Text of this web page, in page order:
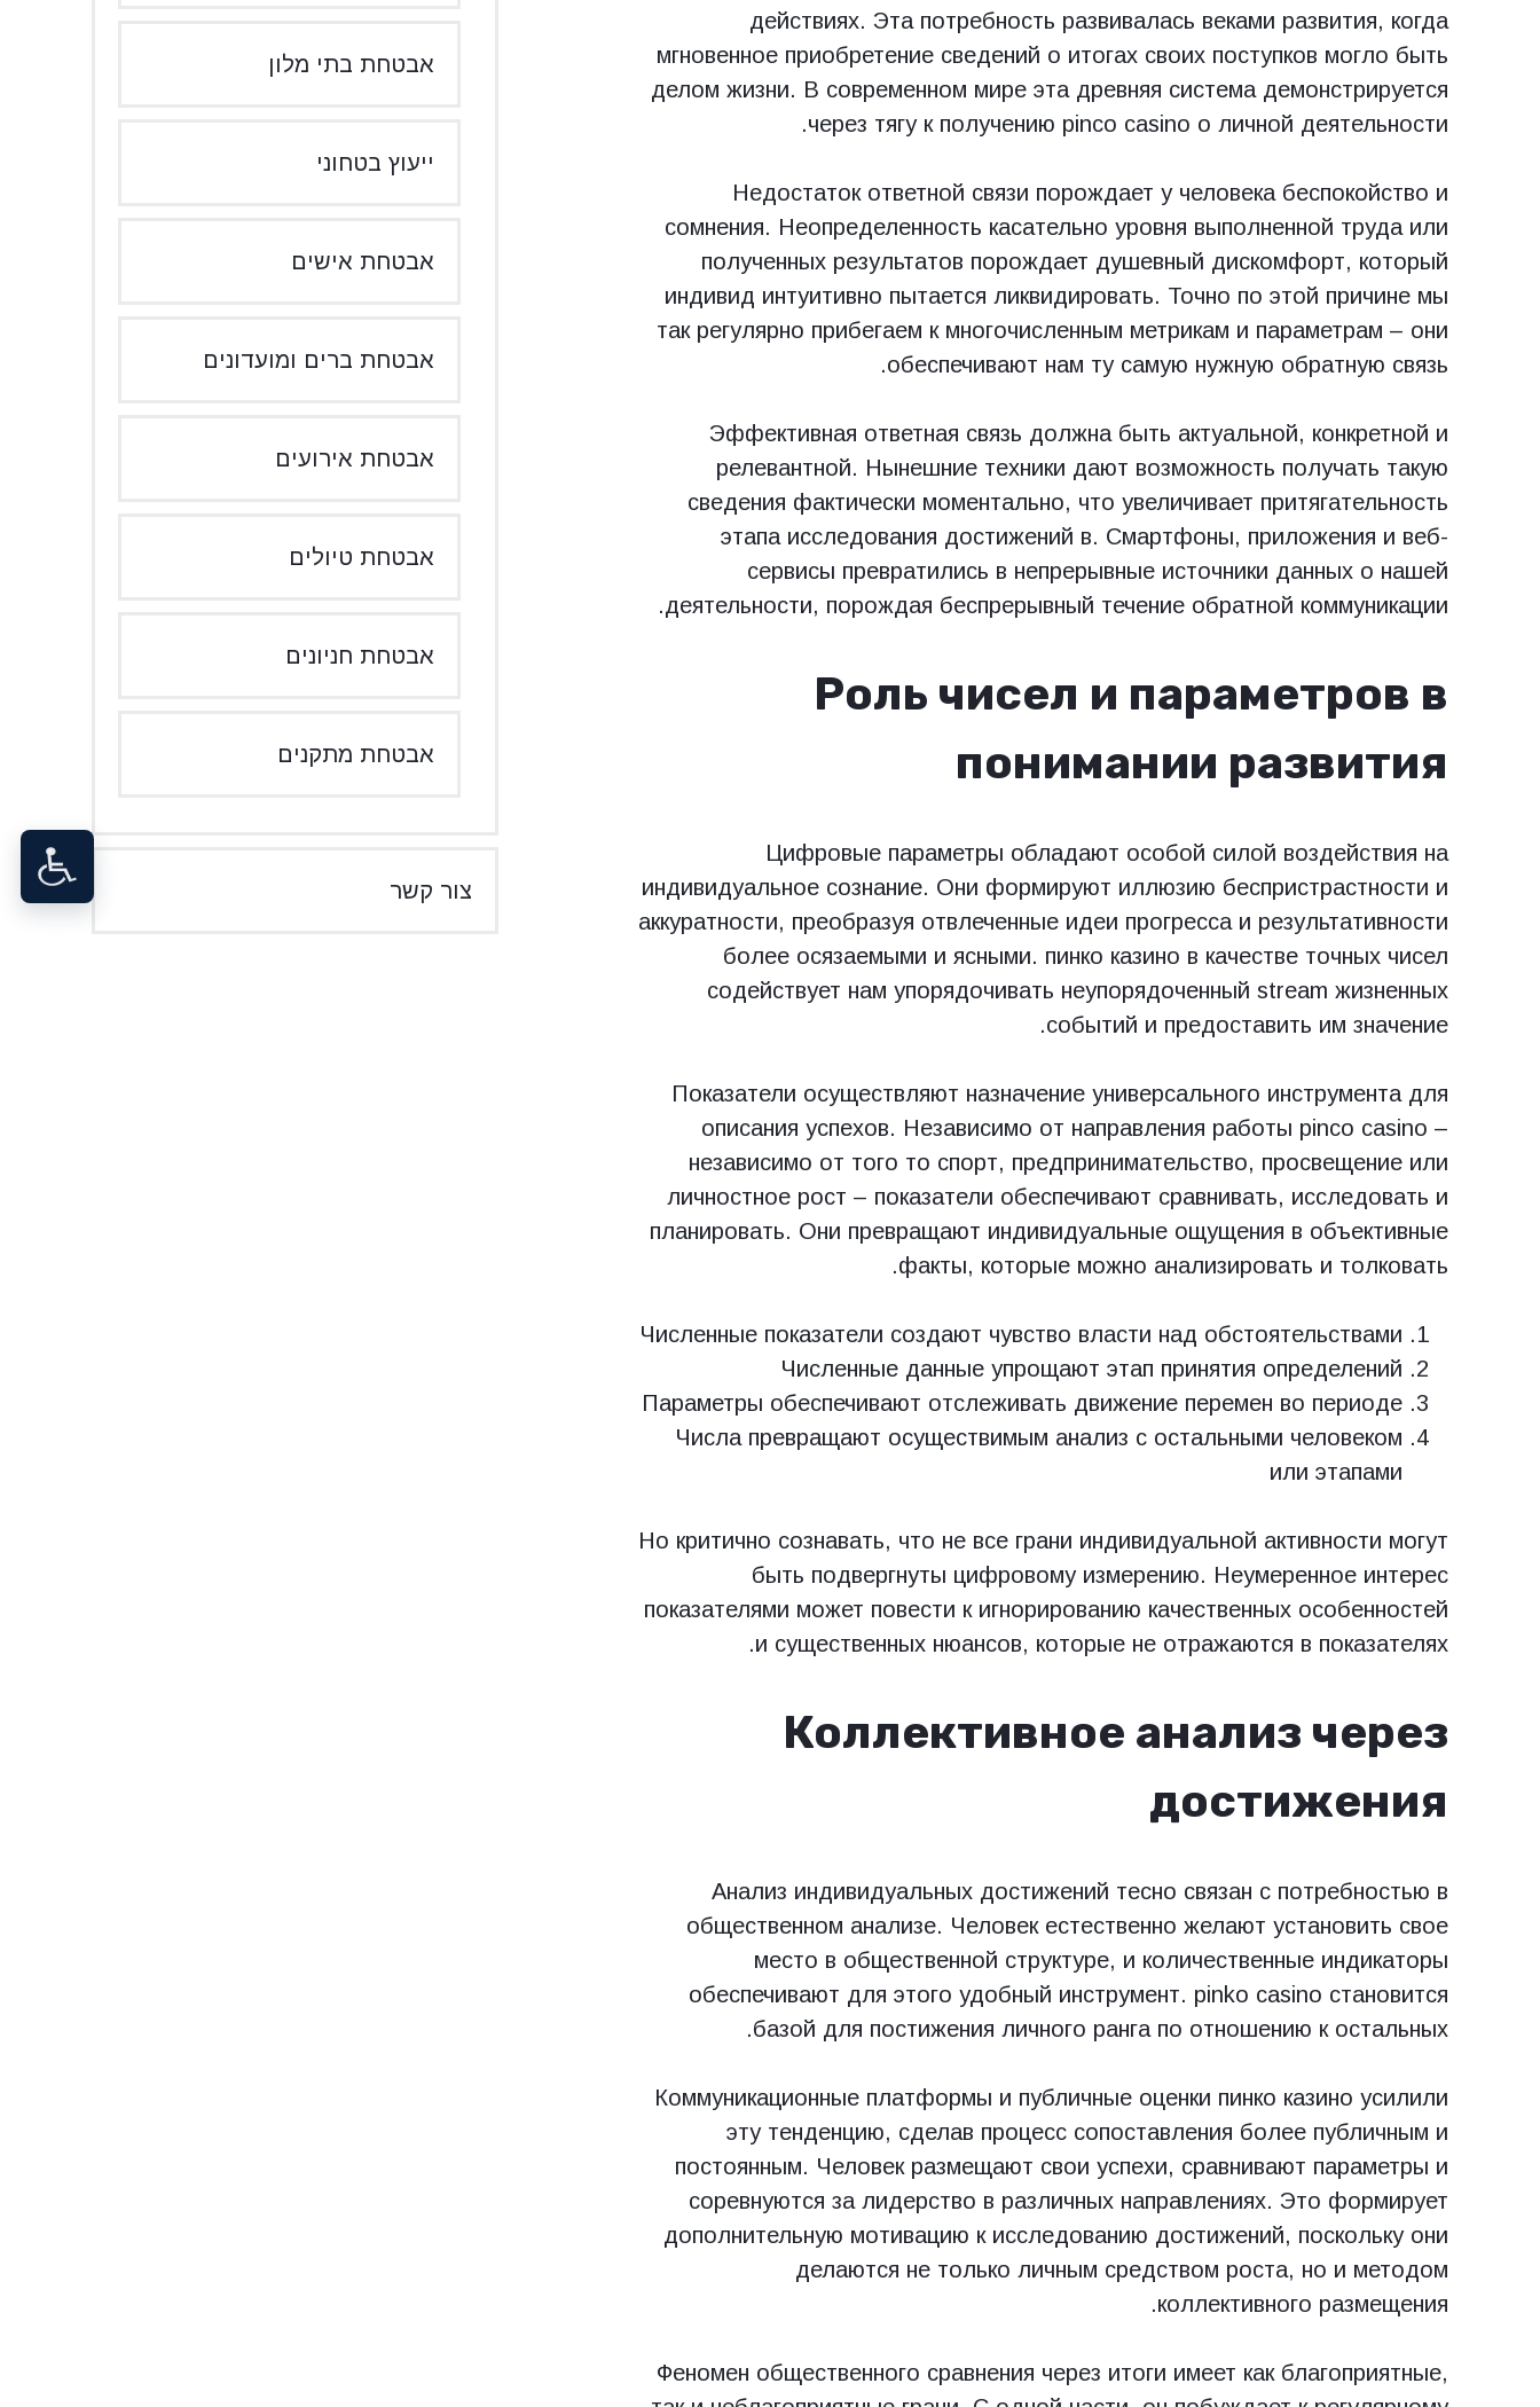
действиях. Эта потребность развивалась веками развития, когда
мгновенное приобретение сведений о итогах своих поступков могло быть
делом жизни. В современном мире эта древняя система демонстрируется
через тягу к получению pinco casino о личной деятельности.
Недостаток ответной связи порождает у человека беспокойство и
сомнения. Неопределенность касательно уровня выполненной труда или
полученных результатов порождает душевный дискомфорт, который
индивид интуитивно пытается ликвидировать. Точно по этой причине мы
так регулярно прибегаем к многочисленным метрикам и параметрам – они
обеспечивают нам ту самую нужную обратную связь.
Эффективная ответная связь должна быть актуальной, конкретной и
релевантной. Нынешние техники дают возможность получать такую
сведения фактически моментально, что увеличивает притягательность
этапа исследования достижений в. Смартфоны, приложения и веб-
сервисы превратились в непрерывные источники данных о нашей
деятельности, порождая беспрерывный течение обратной коммуникации.
Роль чисел и параметров в
понимании развития
Цифровые параметры обладают особой силой воздействия на
индивидуальное сознание. Они формируют иллюзию беспристрастности и
аккуратности, преобразуя отвлеченные идеи прогресса и результативности
более осязаемыми и ясными. пинко казино в качестве точных чисел
содействует нам упорядочивать неупорядоченный stream жизненных
событий и предоставить им значение.
Показатели осуществляют назначение универсального инструмента для
описания успехов. Независимо от направления работы pinco casino –
независимо от того то спорт, предпринимательство, просвещение или
личностное рост – показатели обеспечивают сравнивать, исследовать и
планировать. Они превращают индивидуальные ощущения в объективные
факты, которые можно анализировать и толковать.
Численные показатели создают чувство власти над обстоятельствами
Численные данные упрощают этап принятия определений
Параметры обеспечивают отслеживать движение перемен во периоде
Числа превращают осуществимым анализ с остальными человеком
или этапами
Но критично сознавать, что не все грани индивидуальной активности могут
быть подвергнуты цифровому измерению. Неумеренное интерес
показателями может повести к игнорированию качественных особенностей
и существенных нюансов, которые не отражаются в показателях.
Коллективное анализ через
достижения
Анализ индивидуальных достижений тесно связан с потребностью в
общественном анализе. Человек естественно желают установить свое
место в общественной структуре, и количественные индикаторы
обеспечивают для этого удобный инструмент. pinko casino становится
базой для постижения личного ранга по отношению к остальных.
Коммуникационные платформы и публичные оценки пинко казино усилили
эту тенденцию, сделав процесс сопоставления более публичным и
постоянным. Человек размещают свои успехи, сравнивают параметры и
соревнуются за лидерство в различных направлениях. Это формирует
дополнительную мотивацию к исследованию достижений, поскольку они
делаются не только личным средством роста, но и методом
коллективного размещения.
Феномен общественного сравнения через итоги имеет как благоприятные,
אבטחת בתי מלון
ייעוץ בטחוני
אבטחת אישים
אבטחת ברים ומועדונים
אבטחת אירועים
אבטחת טיולים
אבטחת חניונים
אבטחת מתקנים
צור קשר